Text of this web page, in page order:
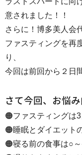
意されました！！
さらに！博多美人会
ファスティングを再
り、
今回は前回から２日
さて今回、お悩
🟠ファスティングは
🟠睡眠とダイエット
🟠寝る前の食事は○